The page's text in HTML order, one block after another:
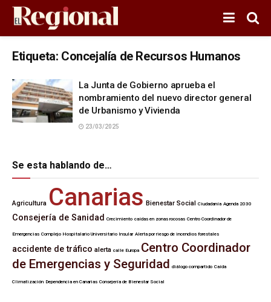
Etiqueta: Concejalía de Recursos Humanos
La Junta de Gobierno aprueba el
nombramiento del nuevo director general
de Urbanismo y Vivienda
23/03/2025
Se esta hablando de…
Agricultura Canarias Bienestar Social Ciudadanía Agenda 2030
Consejería de Sanidad Crecimiento caídas en zonas rocosas Centro Coordinador de
Emergencias Complejo Hospitalario Universitario Insular Alerta por riesgo de incendios forestales
accidente de tráfico alerta calle Europa Centro Coordinador
de Emergencias y Seguridad diálogo compartido Caída
Climatización Dependencia en Canarias Consejería de Bienestar Social